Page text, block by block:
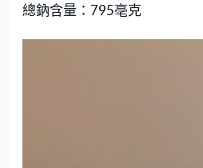
總鈉含量：795亳克